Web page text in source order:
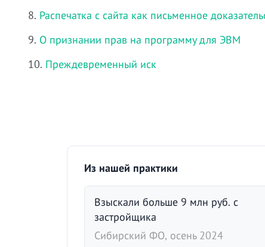
8. Распечатка с сайта как письменное
9. О признании прав на программу для ЭВМ
10. Преждевременный иск
Из нашей практики
Взыскали больше 9 млн руб. с
застройщика
Сибирский ФО, осень 2024